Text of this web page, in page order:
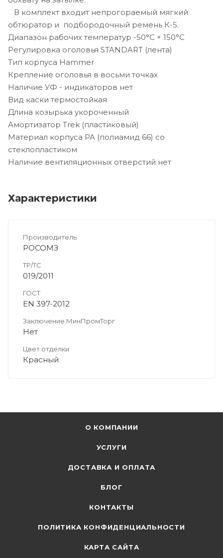
В комплект входит непрогораемый мягкий
обтюратор и подбородочный ремень К-5.
Диапазон рабочих температур -50°C + 150°C
Регулировка оголовья STANDART (лента)
Тип корпуса Hammer
Крепление оголовья в восьми точках
Наличие УФ - индикаторов нет
Вид каски термостойкая
Длина козырька укороченный
Амортизатор Trek (пластиковый)
Материал корпуса PA (полиамид 66) со
стеклопластиком
Наличие вентиляционных отверстий нет
Характеристики
Производитель
РОСОМЗ
ТР/ТС
019/2011
ГОСТ
EN 397-2012
Заключение МинПромТорг
Нет
Цвет отделки
Красный
О КОМПАНИИ
УСЛУГИ
ДОСТАВКА И ОПЛАТА
БЛОГ
КОНТАКТЫ
ПОЛИТИКА КОНФИДЕНЦИАЛЬНОСТИ
КАРТА САЙТА